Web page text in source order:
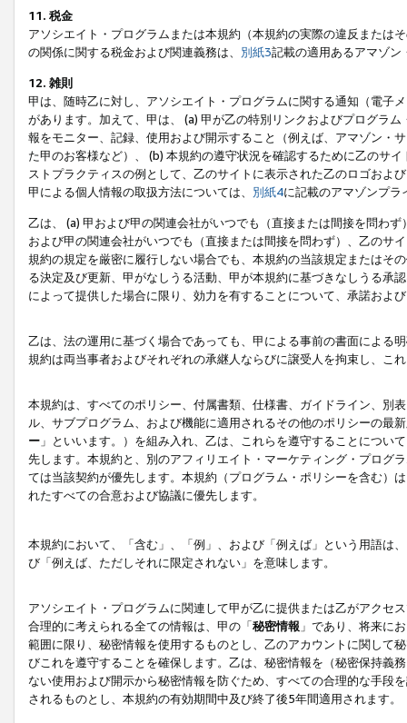
11. 税金
アソシエイト・プログラムまたは本規約（本規約の実際の違反または
の関係に関する税金および関連義務は、 別紙3記載の適用あるアマゾン
12. 雑則
甲は、随時乙に対し、アソシエイト・プログラムに関する通知（電子
があります。加えて、甲は、 (a) 甲が乙の特別リンクおよびプログラ
報をモニター、記録、使用および開示すること（例えば、アマゾン・
た甲のお客様など）、 (b) 本規約の遵守状況を確認するために乙のサ
ストプラクティスの例として、乙のサイトに表示された乙のロゴおよ
甲による個人情報の取扱方法については、 別紙4に記載のアマゾンプ
乙は、 (a) 甲および甲の関連会社がいつでも（直接または間接を問わ
および甲の関連会社がいつでも（直接または間接を問わず）、乙のサ
規約の規定を厳密に履行しない場合でも、本規約の当該規定またはそ
る決定及び更新、甲がなしうる活動、甲が本規約に基づきなしうる承
によって提供した場合に限り、効力を有することについて、承諾およ
乙は、法の運用に基づく場合であっても、甲による事前の書面による
規約は両当事者およびそれぞれの承継人ならびに譲受人を拘束し、こ
本規約は、すべてのポリシー、付属書類、仕様書、ガイドライン、別
ル、サブプログラム、および機能に適用されるその他のポリシーの最
ー 」といいます。）を組み入れ、乙は、これらを遵守することにつ
先します。本規約と、別のアフィリエイト・マーケティング・プログ
ては当該契約が優先します。本規約（プログラム・ポリシーを含む）
れたすべての合意および協議に優先します。
本規約において、「含む」、「例」、および「例えば」という用語は
び「例えば、ただしそれに限定されない」を意味します。
アソシエイト・プログラムに関連して甲が乙に提供または乙がアクセ
合理的に考えられる全ての情報は、甲の「秘密情報 」であり、将来に
範囲に限り、秘密情報を使用するものとし、乙のアカウントに関して
びこれを遵守することを確保します。乙は、秘密情報を（秘密保持義
ない使用および開示から秘密情報を防ぐため、すべての合理的な手段
されるものとし、本規約の有効期間中及び終了後5年間適用されます。